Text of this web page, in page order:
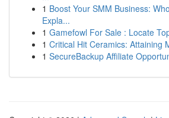
1 Boost Your SMM Business:
Expla...
1 Gamefowl For Sale : Locate
1 Critical Hit Ceramics: Attaining
1 SecureBackup Affiliate